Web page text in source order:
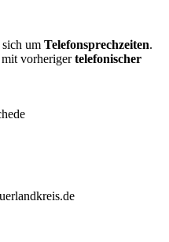
um Telefonsprechzeiten.
mit vorherigertelefonischer